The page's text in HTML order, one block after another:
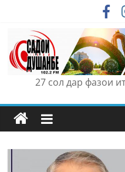
content
27 сол дар фазои